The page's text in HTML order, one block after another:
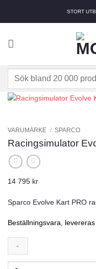
STORT
Sök
VARUMÄRKE / SPARCO
Racingsimulator
14 795 kr
Sparco Evolve Kart PRO
Beställningsvara,